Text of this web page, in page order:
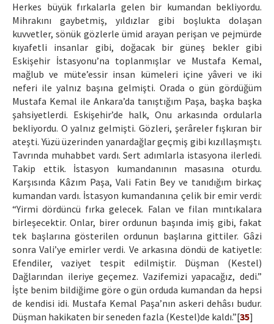
Herkes büyük fırkalarla gelen bir kumandan bekliyordu.
Mihrakını gaybetmiş, yıldızlar gibi boşlukta dolaşan
kuvvetler, sönük gözlerle ümid arayan perişan ve pejmürde
kıyafetli insanlar gibi, doğacak bir güneş bekler gibi
Eskişehir İstasyonu’na toplanmışlar ve Mustafa Kemal,
mağlub ve müte’essir insan kümeleri içine yâveri ve iki
neferi ile yalnız başına gelmişti. Orada o gün gördüğüm
Mustafa Kemal ile Ankara’da tanıştığım Paşa, başka başka
şahsiyetlerdi. Eskişehir’de halk, Onu arkasında ordularla
bekliyordu. O yalnız gelmişti. Gözleri, şerâreler fışkıran bir
ateşti. Yüzü üzerinden yanardağlar geçmiş gibi kızıllaşmıştı.
Tavrında muhabbet vardı. Sert adımlarla istasyona ilerledi.
Takip ettik. İstasyon kumandanının masasına oturdu.
Karşısında Kâzım Paşa, Vali Fatin Bey ve tanıdığım birkaç
kumandan vardı. İstasyon kumandanına çelik bir emir verdi:
“Yirmi dördüncü fırka gelecek. Falan ve filan mıntıkalara
birleşecektir. Onlar, birer ordunun başında imiş gibi, fakat
tek başlarına gösterilen ordunun başlarına gittiler. Gâzi
sonra Vali’ye emirler verdi. Ve arkasına döndü de katiyetle:
Efendiler, vaziyet tespit edilmiştir. Düşman (Kestel)
Dağlarından ileriye geçemez. Vazifemizi yapacağız, dedi.”
İşte benim bildiğime göre o gün orduda kumandan da hepsi
de kendisi idi. Mustafa Kemal Paşa’nın askeri dehâsı budur.
Düşman hakikaten bir seneden fazla (Kestel)de kaldı.”[35]